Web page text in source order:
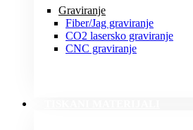
Graviranje
Fiber/Jag graviranje
CO2 lasersko graviranje
CNC graviranje